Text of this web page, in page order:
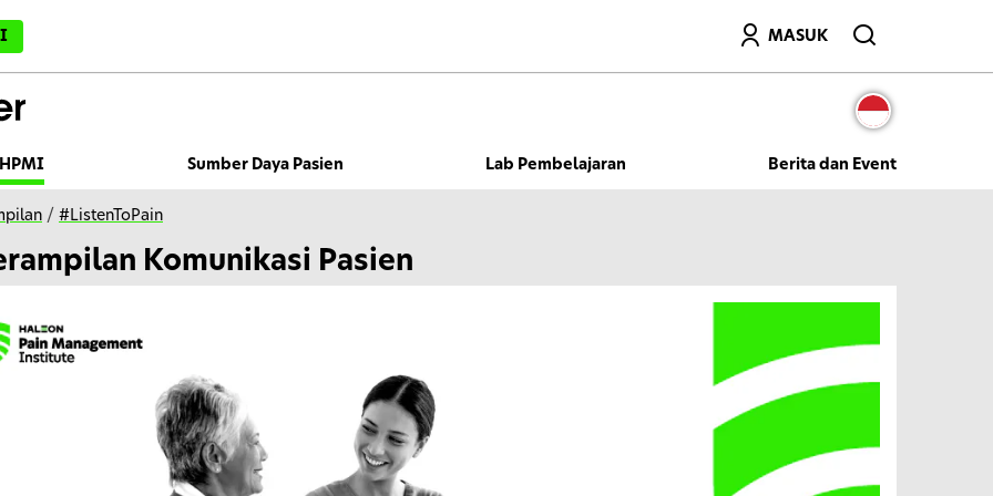
MASUK
Mencari
HPMI Sumber Daya Pasien Lab Pembelajaran Berita dan Event
/ #ListenToPain
Komunikasi Pasien